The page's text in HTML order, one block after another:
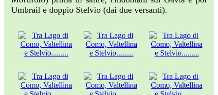
Umbrail e doppio Stelvio (dai due versanti).